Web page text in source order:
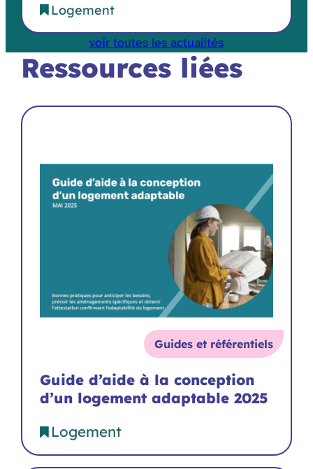
Logement
voir toutes les actualités
Ressources liées
Guides et référentiels
Guide d’aide à la conception
d’un logement adaptable 2025
Logement